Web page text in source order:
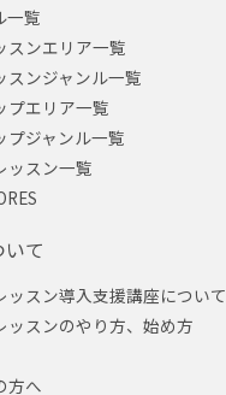
一覧
スンエリア一覧
スンジャンル一覧
プエリア一覧
プジャンル一覧
ッスン一覧
て
ッスン導入支援講座について
ッスンのやり方、始め方
方へ